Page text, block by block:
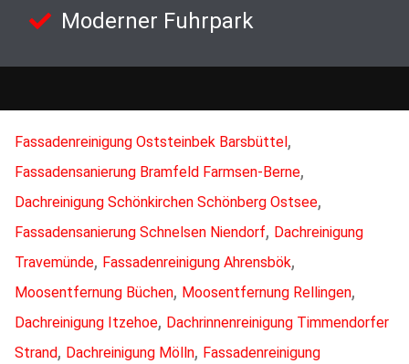
Moderner Fuhrpark
Fassadenreinigung Oststeinbek Barsbüttel,
Fassadensanierung Bramfeld Farmsen-Berne,
Dachreinigung Schönkirchen Schönberg Ostsee,
Fassadensanierung Schnelsen Niendorf, Dachreinigung
Travemünde, Fassadenreinigung Ahrensbök,
Moosentfernung Büchen, Moosentfernung Rellingen,
Dachreinigung Itzehoe, Dachrinnenreinigung Timmendorfer
Strand, Dachreinigung Mölln, Fassadenreinigung